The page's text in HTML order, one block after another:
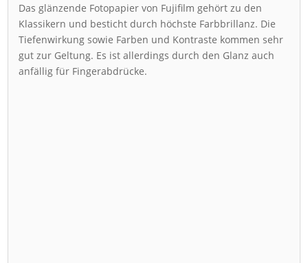
Das glänzende Fotopapier von Fujifilm gehört zu den
Klassikern und besticht durch höchste Farbbrillanz. Die
Tiefenwirkung sowie Farben und Kontraste kommen sehr
gut zur Geltung. Es ist allerdings durch den Glanz auch
anfällig für Fingerabdrücke.